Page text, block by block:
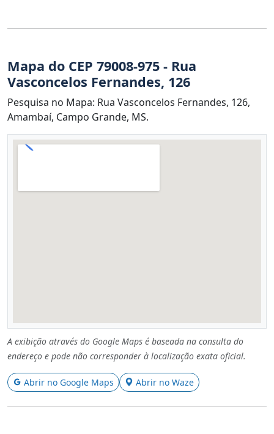
Mapa do CEP 79008-975 - Rua
Vasconcelos Fernandes, 126
Pesquisa no Mapa: Rua Vasconcelos Fernandes, 126,
Amambaí, Campo Grande, MS.
A exibição através do Google Maps é baseada na consulta do
endereço e pode não corresponder à localização exata oficial.
Abrir no Google Maps Abrir no Waze